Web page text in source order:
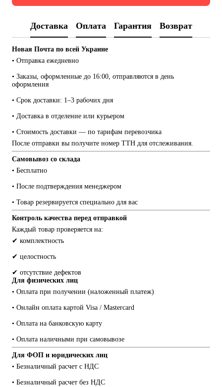
Доставка Оплата Гарантия Возврат
Новая Почта по всей Украине
• Отправка ежедневно
• Заказы, оформленные до 16:00, отправляются в день
оформления
• Срок доставки: 1–3 рабочих дня
• Доставка в отделение или курьером
• Стоимость доставки — по тарифам перевозчика
После отправки вы получите номер ТТН для отслеживания.
Самовывоз со склада
• Бесплатно
• После подтверждения менеджером
• Товар резервируется специально для вас
Контроль качества перед отправкой
Каждый товар проверяется на:
✔ комплектность
✔ целостность
✔ отсутствие дефектов
Для физических лиц
• Оплата при получении (наложенный платеж)
• Онлайн оплата картой Visa / Mastercard
• Оплата на банковскую карту
• Оплата наличными при самовывозе
Для ФОП и юридических лиц
• Безналичный расчет с НДС
• Безналичный расчет без НДС